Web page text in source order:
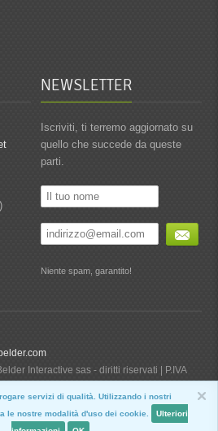
NEWSLETTER
Iscriviti, ti terremo aggiornato su
quello che succede da queste
parti.
Niente spam, garantito!
Interactive sas - diritti riservati | P.IVA
servizi di qualità. Utilizzando i nostri
le nostre modalità d'uso dei cookie.
Ulteriori